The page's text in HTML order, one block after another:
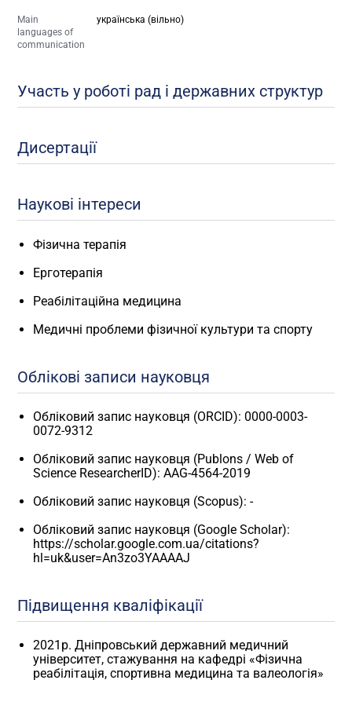
Main
languages of
communication
українська (вільно)
Участь у роботі рад і державних структур
Дисертації
Наукові інтереси
Фізична терапія
Ерготерапія
Реабілітаційна медицина
Медичні проблеми фізичної культури та спорту
Облікові записи науковця
Обліковий запис науковця (ORCID): 0000-0003-
0072-9312
Обліковий запис науковця (Publons / Web of
Science ResearcherID): AAG-4564-2019
Обліковий запис науковця (Scopus): -
Обліковий запис науковця (Google Scholar):
https://scholar.google.com.ua/citations?
hl=uk&user=An3zo3YAAAAJ
Підвищення кваліфікації
2021р. Дніпровський державний медичний
університет, стажування на кафедрі «Фізична
реабілітація, спортивна медицина та валеологія»